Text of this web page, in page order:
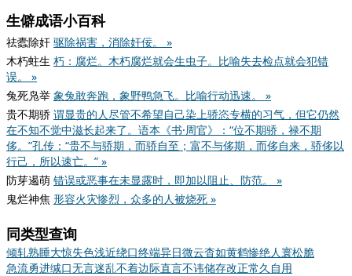
生僻成语小百科
祛蠹除奸 驱除祸害，消除奸佞。 »
木朽蛀生 朽：腐烂。木朽腐烂就会生虫子。比喻失去检点就会犯错
误。 »
兔死凫举 象兔敢奔跑，象野鸭急飞。比喻行动迅速。 »
贵不期骄 谓显贵的人尽管不希望自己染上骄恣专横的习气，但它仍然
在不知不觉中滋长起来了。语本《书·周官》：“位不期骄，禄不期
侈。”孔传：“贵不与骄期，而骄自至；富不与侈期，而侈自来，骄侈以
行己，所以速亡。” »
防芽遏萌 错误或恶事在未显露时，即加以阻止、防范。 »
鬼烂神焦 形容火灾惨烈，众多的人被烧死 »
同类型查询
倾轧熟睡大惊失色浅近绕口终端异日微云杳如黄鹤惨绝人寰松脆
急流勇进缄口无言迷乱不着边际直言不讳储存改正常久 自用